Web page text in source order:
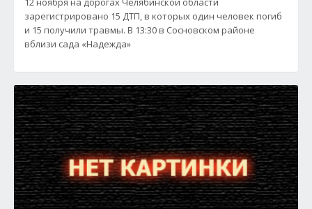
зарегистрировано 15 ДТП, в которых один человек погиб
и 15 получили травмы. В 13:30 в Сосновском районе
вблизи сада «Надежда»